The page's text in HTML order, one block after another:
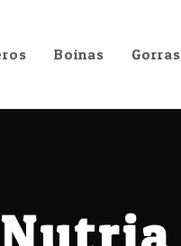
Boinas Gorras
Boinas Gorras